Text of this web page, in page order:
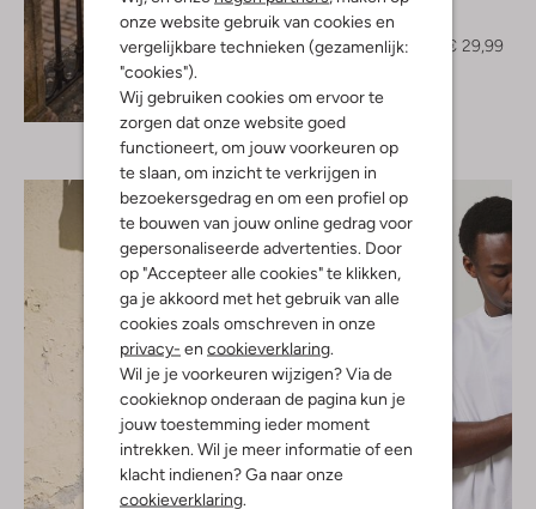
onze website gebruik van cookies en
vergelijkbare technieken (gezamenlijk:
"cookies").
Wij gebruiken cookies om ervoor te
zorgen dat onze website goed
functioneert, om jouw voorkeuren op
te slaan, om inzicht te verkrijgen in
bezoekersgedrag en om een profiel op
te bouwen van jouw online gedrag voor
gepersonaliseerde advertenties. Door
op "Accepteer alle cookies" te klikken,
ga je akkoord met het gebruik van alle
cookies zoals omschreven in onze
privacy- en cookieverklaring
Wil je je voorkeuren wijzigen? Via de
cookieknop onderaan de pagina kun je
jouw toestemming ieder moment
intrekken. Wil je meer informatie of een
klacht indienen? Ga naar onze
cookieverklaring
Ontdek de look
T-shirt
€ 49,99
€ 29,99